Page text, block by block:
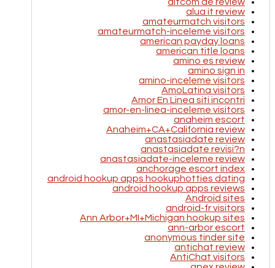
alua it review
amateurmatch visitors
amateurmatch-inceleme visitors
american payday loans
american title loans
amino es review
amino sign in
amino-inceleme visitors
AmoLatina visitors
Amor En Linea siti incontri
amor-en-linea-inceleme visitors
anaheim escort
Anaheim+CA+California review
anastasiadate review
anastasiadate revisi?n
anastasiadate-inceleme review
anchorage escort index
android hookup apps hookuphotties dating
android hookup apps reviews
Android sites
android-fr visitors
Ann Arbor+MI+Michigan hookup sites
ann-arbor escort
anonymous tinder site
antichat review
AntiChat visitors